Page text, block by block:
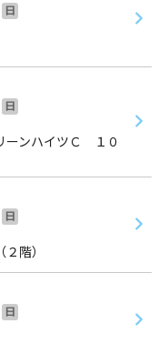
日
日
ーンハイツＣ １０
日
階）
日